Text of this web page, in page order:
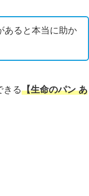
あると本当に助か
きる【生命のパン あ